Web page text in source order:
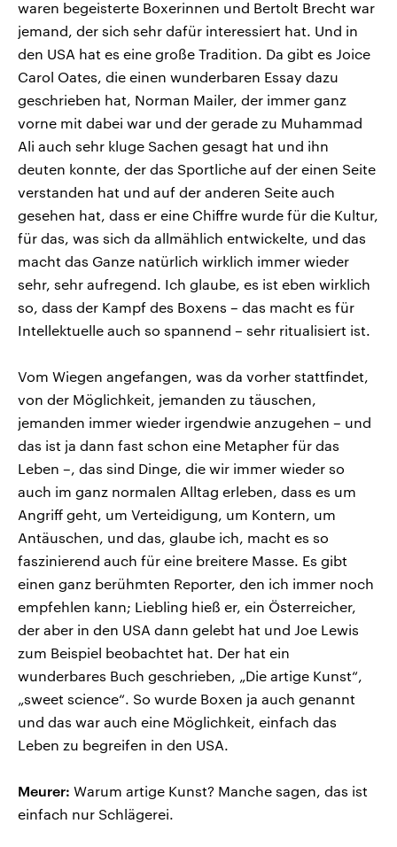
waren begeisterte Boxerinnen und Bertolt Brecht war
jemand, der sich sehr dafür interessiert hat. Und in
den USA hat es eine große Tradition. Da gibt es Joice
Carol Oates, die einen wunderbaren Essay dazu
geschrieben hat, Norman Mailer, der immer ganz
vorne mit dabei war und der gerade zu Muhammad
Ali auch sehr kluge Sachen gesagt hat und ihn
deuten konnte, der das Sportliche auf der einen Seite
verstanden hat und auf der anderen Seite auch
gesehen hat, dass er eine Chiffre wurde für die Kultur,
für das, was sich da allmählich entwickelte, und das
macht das Ganze natürlich wirklich immer wieder
sehr, sehr aufregend. Ich glaube, es ist eben wirklich
so, dass der Kampf des Boxens – das macht es für
Intellektuelle auch so spannend – sehr ritualisiert ist.
Vom Wiegen angefangen, was da vorher stattfindet,
von der Möglichkeit, jemanden zu täuschen,
jemanden immer wieder irgendwie anzugehen – und
das ist ja dann fast schon eine Metapher für das
Leben –, das sind Dinge, die wir immer wieder so
auch im ganz normalen Alltag erleben, dass es um
Angriff geht, um Verteidigung, um Kontern, um
Antäuschen, und das, glaube ich, macht es so
faszinierend auch für eine breitere Masse. Es gibt
einen ganz berühmten Reporter, den ich immer noch
empfehlen kann; Liebling hieß er, ein Österreicher,
der aber in den USA dann gelebt hat und Joe Lewis
zum Beispiel beobachtet hat. Der hat ein
wunderbares Buch geschrieben, „Die artige Kunst“,
„sweet science“. So wurde Boxen ja auch genannt
und das war auch eine Möglichkeit, einfach das
Leben zu begreifen in den USA.
Meurer: Warum artige Kunst? Manche sagen, das ist
einfach nur Schlägerei.